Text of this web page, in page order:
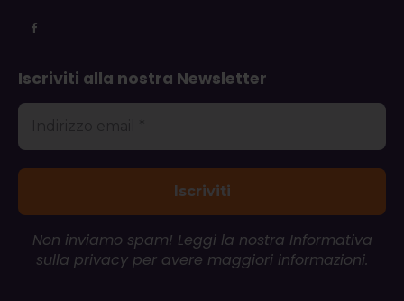
Iscriviti alla nostra Newsletter
Non inviamo spam! Leggi la nostra Informativa
sulla privacy per avere maggiori informazioni.